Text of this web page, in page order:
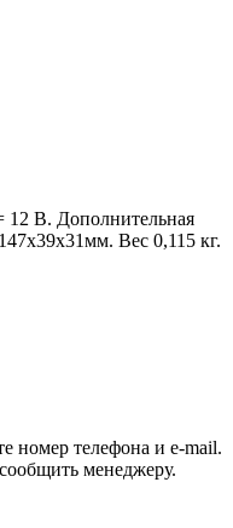
12 B. Дополнительная
Вес 0,115 кг.
номер телефона и e-mail.
менеджеру.